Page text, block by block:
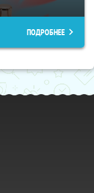
ПОДРОБНЕЕ